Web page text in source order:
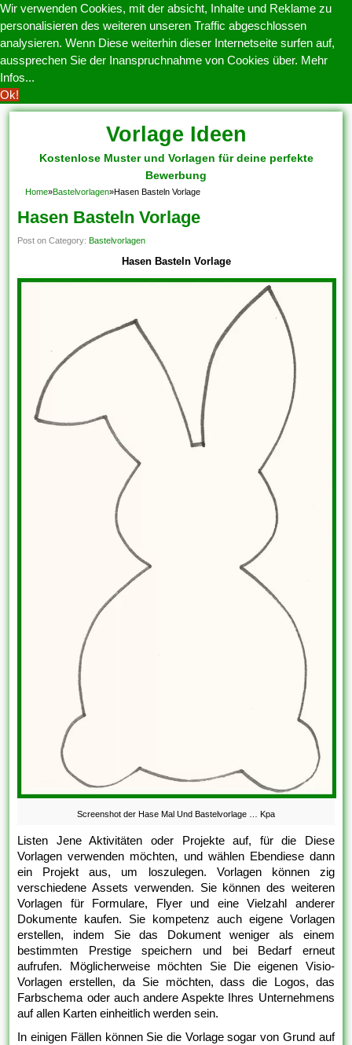
Wir verwenden Cookies, mit der absicht, Inhalte und Reklame zu
personalisieren des weiteren unseren Traffic abgeschlossen
analysieren. Wenn Diese weiterhin dieser Internetseite surfen auf,
aussprechen Sie der Inanspruchnahme von Cookies über. Mehr
Infos...
Ok!
Vorlage Ideen
Kostenlose Muster und Vorlagen für deine perfekte
Bewerbung
Home»Bastelvorlagen»Hasen Basteln Vorlage
Hasen Basteln Vorlage
Post on Category:Bastelvorlagen
Hasen Basteln Vorlage
Screenshot der Hase Mal Und Bastelvorlage … Kpa
Listen Jene Aktivitäten oder Projekte auf, für die Diese
Vorlagen verwenden möchten, und wählen Ebendiese dann
ein Projekt aus, um loszulegen. Vorlagen können zig
verschiedene Assets verwenden. Sie können des weiteren
Vorlagen für Formulare, Flyer und eine Vielzahl anderer
Dokumente kaufen. Sie kompetenz auch eigene Vorlagen
erstellen, indem Sie das Dokument weniger als einem
bestimmten Prestige speichern und bei Bedarf erneut
aufrufen. Möglicherweise möchten Sie Die eigenen Visio-
Vorlagen erstellen, da Sie möchten, dass die Logos, das
Farbschema oder auch andere Aspekte Ihres Unternehmens
auf allen Karten einheitlich werden sein.
In einigen Fällen können Sie die Vorlage sogar von Grund auf